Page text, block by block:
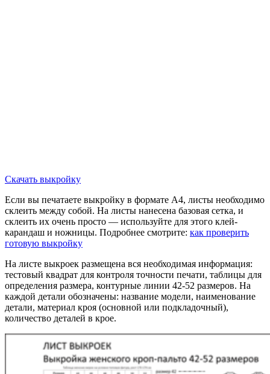
Скачать выкройку
Если вы печатаете выкройку в формате А4, листы необходимо
склеить между собой. На листы нанесена базовая сетка, и
склеить их очень просто — используйте для этого клей-
карандаш и ножницы. Подробнее смотрите: как проверить
готовую выкройку
На листе выкроек размещена вся необходимая информация:
тестовый квадрат для контроля точности печати, таблицы для
определения размера, контурные линии 42-52 размеров. На
каждой детали обозначены: название модели, наименование
детали, материал кроя (основной или подкладочный),
количество деталей в крое.